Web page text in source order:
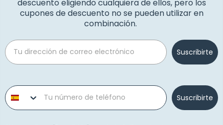
descuento eligiendo cualquiera de ellos, pero los
cupones de descuento no se pueden utilizar en
combinación.
Email
Suscribirte
Phone number
Suscribirte